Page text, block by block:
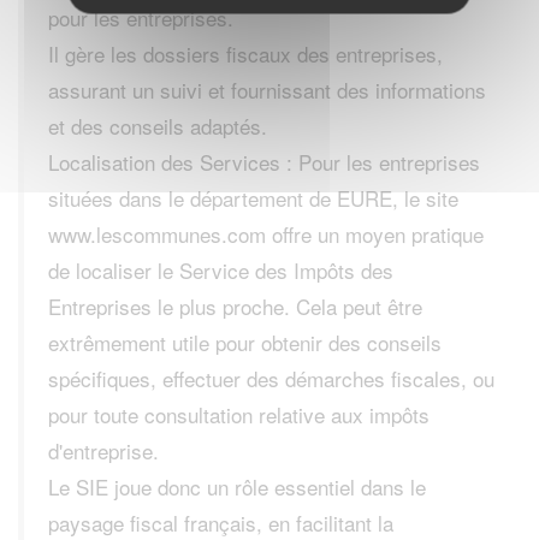
pour les entreprises.
Il gère les dossiers fiscaux des entreprises,
assurant un suivi et fournissant des informations
et des conseils adaptés.
Localisation des Services : Pour les entreprises
situées dans le département de EURE, le site
www.lescommunes.com offre un moyen pratique
de localiser le Service des Impôts des
Entreprises le plus proche. Cela peut être
extrêmement utile pour obtenir des conseils
spécifiques, effectuer des démarches fiscales, ou
pour toute consultation relative aux impôts
d'entreprise.
Le SIE joue donc un rôle essentiel dans le
paysage fiscal français, en facilitant la